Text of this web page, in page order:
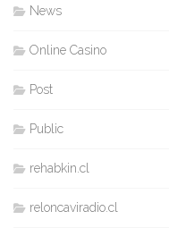
News
Online Casino
Post
Public
rehabkin.cl
reloncaviradio.cl